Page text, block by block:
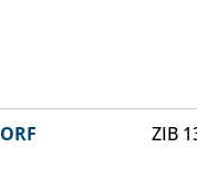
ORF ZIB